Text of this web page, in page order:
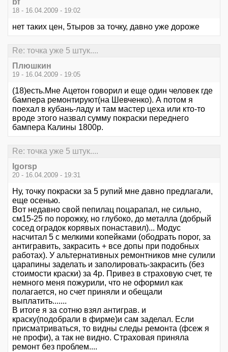
18 - 16.04.2009 - 19:02
нет таких цен, 5тыров за точку, давно уже дороже
Re: точка уже 5 штук....
Плюшкин
19 - 16.04.2009 - 19:05
(18)есть.Мне Ацетон говорил и еще один человек где
бампера ремонтируют(на Шевченко). А потом я
поехал в кубань-ладу и там мастер цеха или кто-то
вроде этого назвал сумму покраски переднего
бампера Калины 1800р.
Re: точка уже 5 штук....
Igorsp
20 - 16.04.2009 - 19:31
Ну, точку покраски за 5 рупий мне давно предлагали,
еще осенью.
Вот недавно свой пепилац поцарапал, не сильно,
см15-25 по порожку, но глубоко, до металла (добрый
сосед оградок корявых понаставил)... Модус
насчитал 5 с мелкими копейками (ободрать порог, за
антигравить, закрасить + все допы при подобных
работах). У альтернативных ремонтников мне сулили
царапины заделать и заполировать-закрасить (без
стоимости краски) за 4р. Привез в страховую счет, те
немного меня пожурили, что не оформил как
полагается, но счет приняли и обещали
выплатить.......
В итоге я за сотню взял антиграв. и
краску(подобрали в фирме)и сам заделал. Если
присматриваться, то видны следы ремонта (фсеж я
не профи), а так не видно. Страховая приняла
ремонт без проблем....